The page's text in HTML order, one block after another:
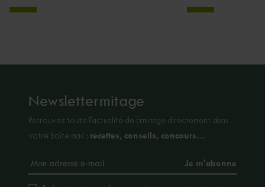
Newslettermitage
Retrouvez toute l’actualité de Ermitage directement dans
votre boîte mail : recettes, conseils, concours…